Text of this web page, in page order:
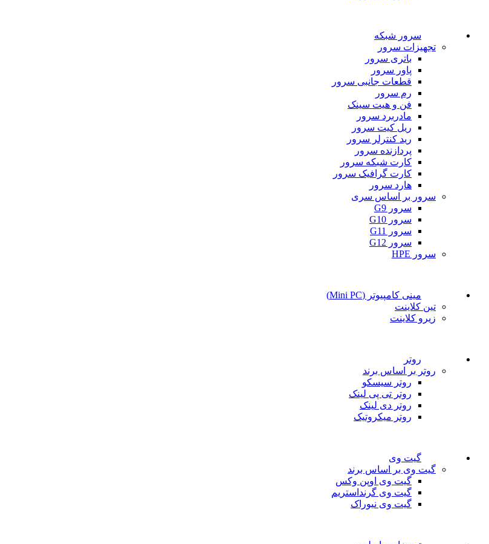
سرور شبکه
تجهیزات سرور
باتری سرور
پاور سرور
قطعات جانبی سرور
رم سرور
فن و هیت سینک
مادربرد سرور
ریل کیت سرور
رید کنترلر سرور
پردازنده سرور
کارت شبکه سرور
کارت گرافیک سرور
هارد سرور
سرور بر اساس سری
سرور G9
سرور G10
سرور G11
سرور G12
سرور HPE
مینی کامپیوتر (Mini PC)
تین کلاینت
زیرو کلاینت
روتر
روتر بر اساس برند
روتر سیسکو
روتر تی پی لینک
روتر دی لینک
روتر میکروتیک
گیت وی
گیت وی بر اساس برند
گیت وی اوپن وکس
گیت وی گرنداستریم
گیت وی نیوراک